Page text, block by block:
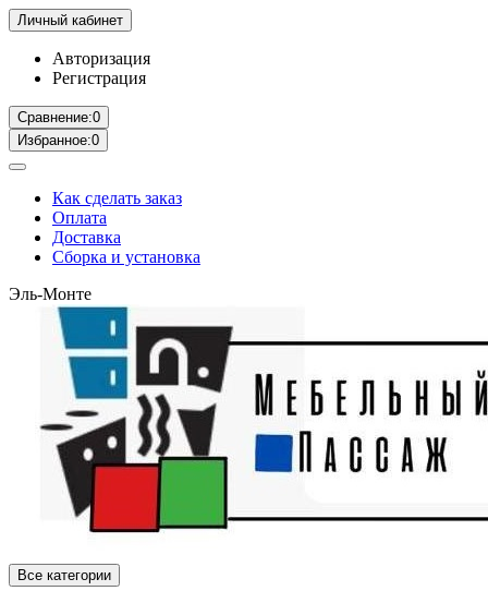
Личный кабинет
Авторизация
Регистрация
Сравнение:0
Избранное:0
Как сделать заказ
Оплата
Доставка
Сборка и установка
Эль-Монте
Все категории